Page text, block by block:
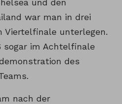
und den
war man in drei
Viertelfinale unterlegen.
sogar im Achtelfinale
des
nach der